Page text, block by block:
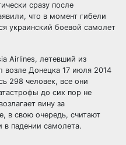
сразу после
что в момент гибели
украинский боевой самолет
Airlines, летевший из
Донецка 17 июля 2014
298 человек, все они
до сих пор не
вину за
в свою очередь, считают
в падении самолета.